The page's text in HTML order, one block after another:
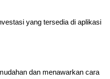
yang tersedia di aplikasi
dan menawarkan cara